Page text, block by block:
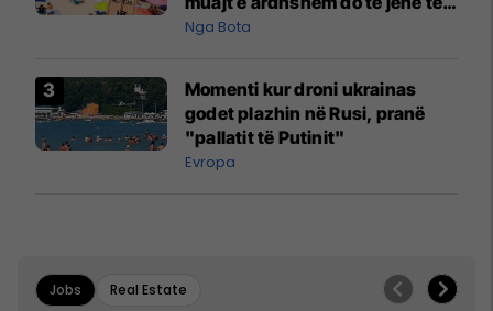
pazakontë
Nga Bota
Momenti kur droni ukrainas
godet plazhin në Rusi, pranë
"pallatit të Putinit"
Evropa
Jobs Real Estate